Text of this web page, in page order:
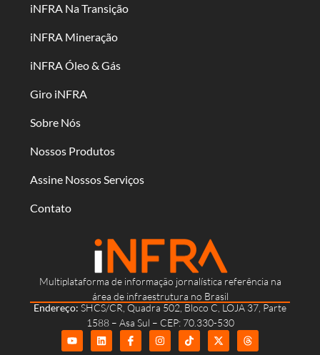
Multiplataforma de informação jornalística referência na
área de infraestrutura no Brasil
Endereço: SHCS/CR, Quadra 502, Bloco C, LOJA 37, Parte
1588 – Asa Sul – CEP: 70.330-530
iNFRA Na Transição
iNFRA Mineração
iNFRA Óleo & Gás
Giro iNFRA
Sobre Nós
Nossos Produtos
Assine Nossos Serviços
Contato